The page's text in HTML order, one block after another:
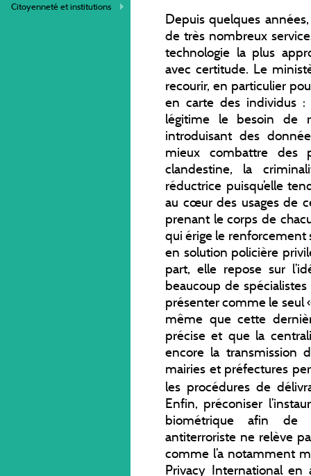
Citoyenneté et institutions
Depuis quelques
de très nombreux
technologie la plus
avec certitude. Le
recourir, en particulier
en carte des individus :
légitime le besoin de
introduisant des
mieux combattre des
clandestine, la
réductrice puisqu’elle
au cœur des usages de
prenant le corps de
qui érige le renforcement
en solution policière
part, elle repose sur
beaucoup de
présenter comme le seul
même que cette
précise et que la
encore la transmission
mairies et préfectures
les procédures de
Enfin, préconiser
biométrique afin de
antiterroriste ne relève
comme l’a notamment
Privacy International